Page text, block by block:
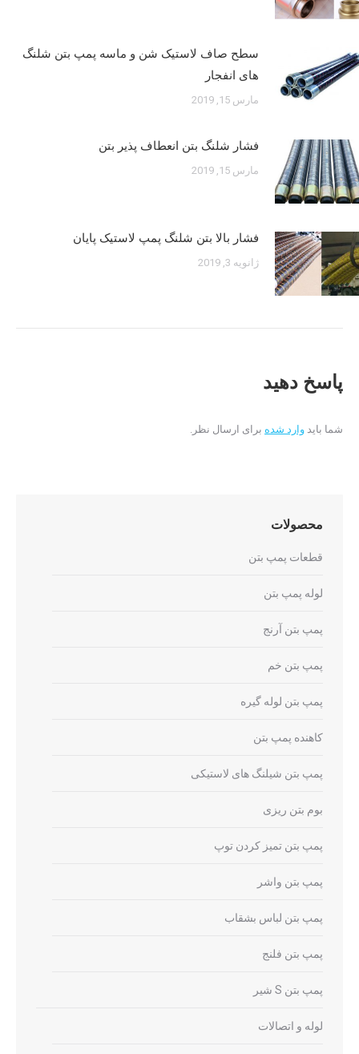
سطح صاف لاستیک شن و ماسه پمپ بتن شلنگ
های انفجار
مارس 15, 2019
فشار شلنگ بتن انعطاف پذیر بتن
مارس 15, 2019
فشار بالا بتن شلنگ پمپ لاستیک پایان
ژانویه 3, 2019
پاسخ دهید
شما باید وارد شده برای ارسال نظر.
محصولات
قطعات پمپ بتن
لوله پمپ بتن
پمپ بتن آرنج
پمپ بتن خم
پمپ بتن لوله گیره
کاهنده پمپ بتن
پمپ بتن شیلنگ های لاستیکی
بوم بتن ریزی
پمپ بتن تمیز کردن توپ
پمپ بتن واشر
پمپ بتن لباس بشقاب
پمپ بتن فلنج
پمپ بتن S شیر
لوله و اتصالات